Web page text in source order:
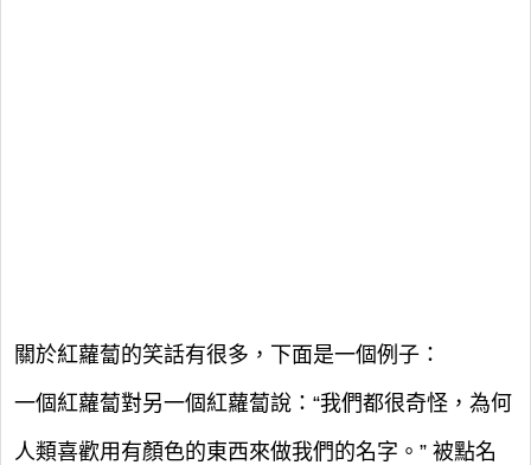
關於紅蘿蔔的笑話有很多，下面是一個例子：
一個紅蘿蔔對另一個紅蘿蔔說：“我們都很奇怪，為何
人類喜歡用有顏色的東西來做我們的名字。” 被點名